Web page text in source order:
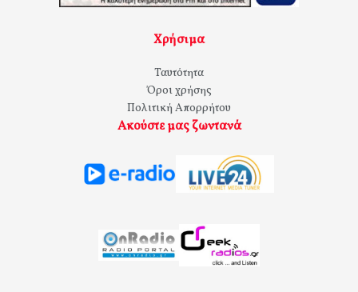
Χρήσιμα
Ταυτότητα
Όροι χρήσης
Πολιτική Απορρήτου
Ακούστε μας ζωντανά